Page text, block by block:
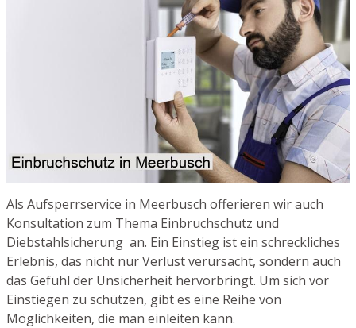
Als Aufsperrservice in Meerbusch offerieren wir auch
Konsultation zum Thema Einbruchschutz und
Diebstahlsicherung an. Ein Einstieg ist ein schreckliches
Erlebnis, das nicht nur Verlust verursacht, sondern auch
das Gefühl der Unsicherheit hervorbringt. Um sich vor
Einstiegen zu schützen, gibt es eine Reihe von
Möglichkeiten, die man einleiten kann.